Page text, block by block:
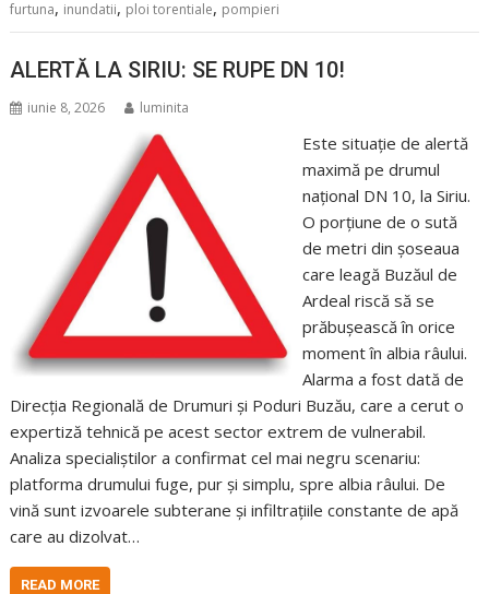
furtuna, inundatii, ploi torentiale, pompieri
ALERTĂ LA SIRIU: SE RUPE DN 10!
iunie 8, 2026 luminita
Este situație de alertă
maximă pe drumul
național DN 10, la Siriu.
O porțiune de o sută
de metri din șoseaua
care leagă Buzăul de
Ardeal riscă să se
prăbușească în orice
moment în albia râului.
Alarma a fost dată de
Direcția Regională de Drumuri și Poduri Buzău, care a cerut o
expertiză tehnică pe acest sector extrem de vulnerabil.
Analiza specialiștilor a confirmat cel mai negru scenariu:
platforma drumului fuge, pur și simplu, spre albia râului. De
vină sunt izvoarele subterane și infiltrațiile constante de apă
care au dizolvat…
READ MORE